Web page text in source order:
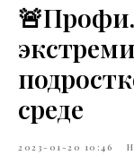
среде
2023-01-20 10:46